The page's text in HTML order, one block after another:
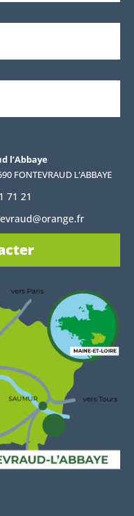
l’Abbaye
FONTEVRAUD L’ABBAYE
71 21